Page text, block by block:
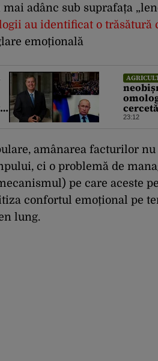
mai adânc sub suprafața
au identificat o trăsătură
emoțională
Buzău,
23:12
amânarea facturilor nu
ci o problemă de
pe care aceste
confortul emoțional pe
lung.